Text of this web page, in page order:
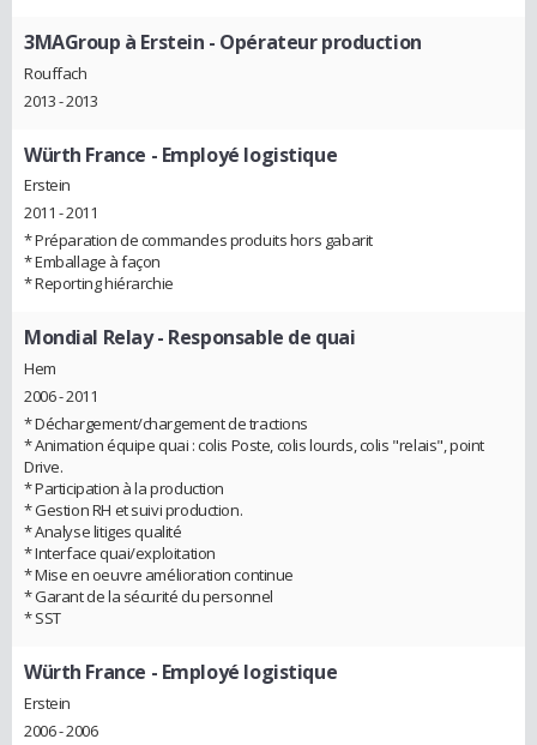
3MAGroup à Erstein - Opérateur production
Rouffach
2013 - 2013
Würth France - Employé logistique
Erstein
2011 - 2011
* Préparation de commandes produits hors gabarit
* Emballage à façon
* Reporting hiérarchie
Mondial Relay- Responsable de quai
Hem
2006 - 2011
* Déchargement/chargement de tractions
* Animation équipe quai : colis Poste, colis lourds, colis "relais", point
Drive.
* Participation à la production
* Gestion RH et suivi production.
* Analyse litiges qualité
* Interface quai/exploitation
* Mise en oeuvre amélioration continue
* Garant de la sécurité du personnel
* SST
Würth France - Employé logistique
Erstein
2006 - 2006